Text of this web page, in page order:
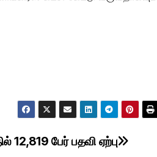
12,819 பேர் பதவி ஏற்பு